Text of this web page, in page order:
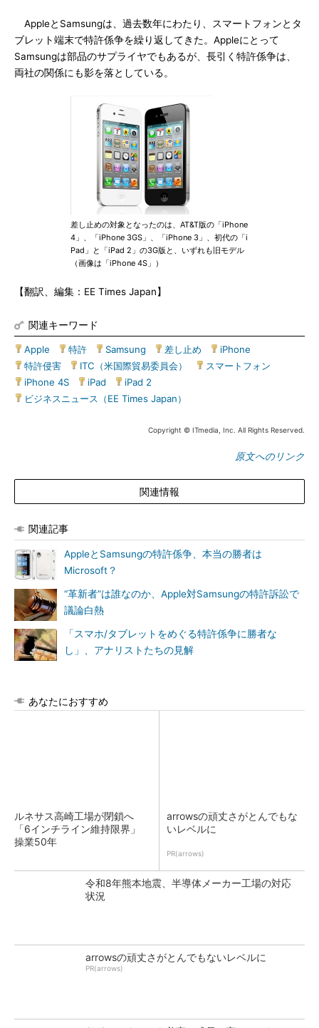
AppleとSamsungは、過去数年にわたり、スマートフォンとタ
ブレット端末で特許係争を繰り返してきた。Appleにとって
Samsungは部品のサプライヤでもあるが、長引く特許係争は、
両社の関係にも影を落としている。
差し止めの対象となったのは、AT&T版の「iPhone
4」、「iPhone 3GS」、「iPhone 3」、初代の「i
Pad」と「iPad 2」の3G版と、いずれも旧モデル
（画像は「iPhone 4S」）
【翻訳、編集：EE Times Japan】
関連キーワード
Apple 特許 Samsung 差し止め iPhone
特許侵害
ITC（米国際貿易委員会） スマートフォン
iPhone 4S
iPad iPad 2
ビジネスニュース（EE Times Japan）
Copyright © ITmedia, Inc. All Rights Reserved.
原文へのリンク
関連情報
関連記事
AppleとSamsungの特許係争、本当の勝者は
Microsoft？
“革新者”は誰なのか、Apple対Samsungの特許訴訟で
議論白熱
「スマホ/タブレットをめぐる特許係争に勝者な
し」、アナリストたちの見解
あなたにおすすめ
ルネサス高崎工場が閉鎖へ
「6インチライン維持限界」
操業50年
arrowsの頑丈さがとんでもな
いレベルに
PR(arrows)
令和8年熊本地震、半導体メーカー工場の対応
状況
arrowsの頑丈さがとんでもないレベルに
PR(arrows)